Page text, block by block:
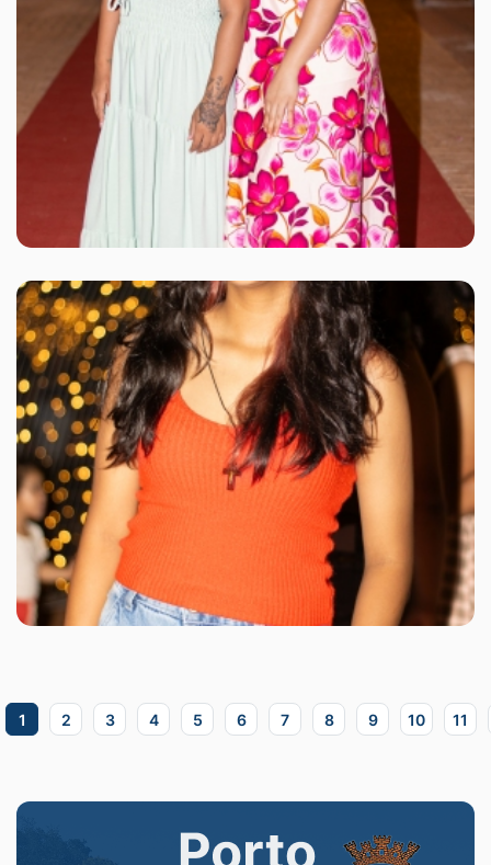
1 2 3 4 5 6 7 8 9 10 11